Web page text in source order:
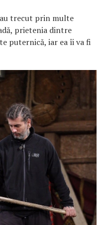
trecut prin multe
prietenia dintre
puternică, iar ea îi va fi